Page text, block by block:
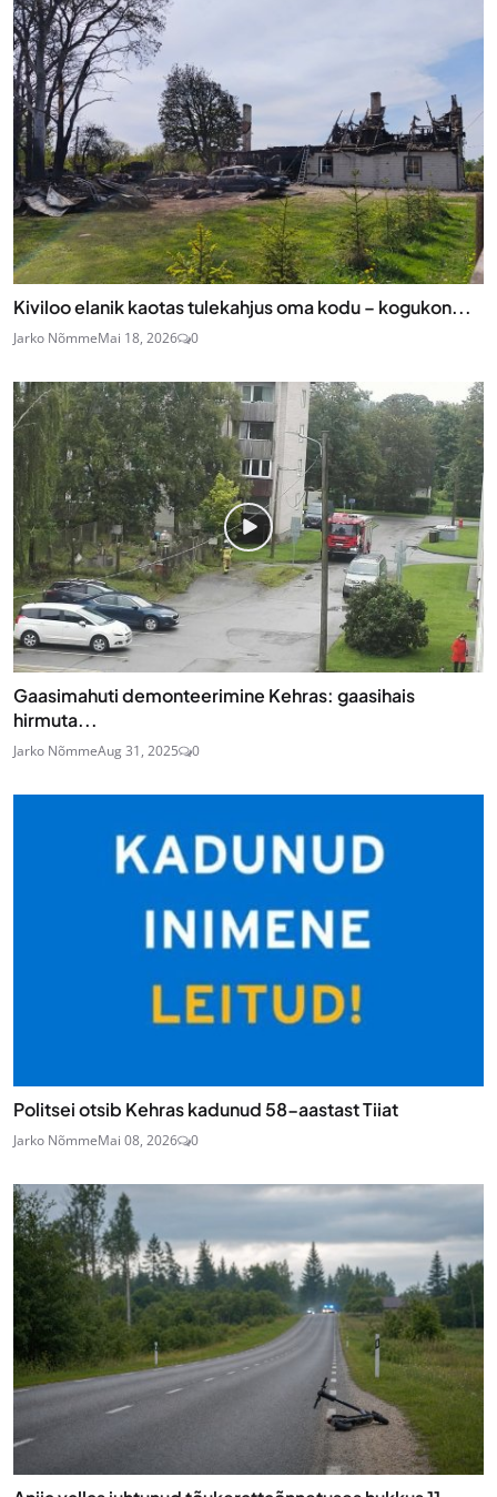
Kiviloo elanik kaotas tulekahjus oma kodu – kogukon...
Jarko NõmmeMai 18, 2026 0
Gaasimahuti demonteerimine Kehras: gaasihais
hirmuta...
Jarko NõmmeAug 31, 2025 0
Politsei otsib Kehras kadunud 58-aastast Tiiat
Jarko NõmmeMai 08, 2026 0